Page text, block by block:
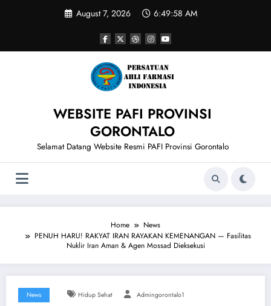
August 7, 2026 6:49:58 AM
WEBSITE PAFI PROVINSI
GORONTALO
Selamat Datang Website Resmi PAFI Provinsi Gorontalo
Home
News
PENUH HARU! RAKYAT IRAN RAYAKAN KEMENANGAN — Fasilitas
Nuklir Iran Aman & Agen Mossad Dieksekusi
News Hidup Sehat Admingorontalo1